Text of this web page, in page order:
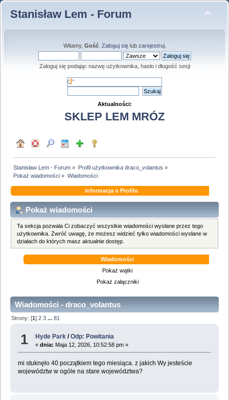
Stanisław Lem - Forum
Witamy, Gość. Zaloguj sięlub zarejestruj.
Zaloguj się podając nazwę użytkownika, hasło i długość sesji
Aktualności:
SKLEP LEM MRÓZ
Stanisław Lem - Forum » Profil użytkownika draco_volantus »
Pokaż wiadomości » Wiadomości
Informacja o Profilu
Pokaż wiadomości
Ta sekcja pozwala Ci zobaczyć wszystkie wiadomości wysłane przez tego
użytkownika. Zwróć uwagę, że możesz widzieć tylko wiadomości wysłane w
działach do których masz aktualnie dostęp.
Wiadomości
Pokaż wątki
Pokaż załączniki
Wiadomości - draco_volantus
Strony: [1]2 3 ...81
1 Hyde Park /Odp: Powitania
«dnia: Maja 12, 2026, 10:52:58 pm »
mi stuknęło 40 początkiem tego miesiąca. z jakich Wy jesteście
województw w ogóle na stare województwa?